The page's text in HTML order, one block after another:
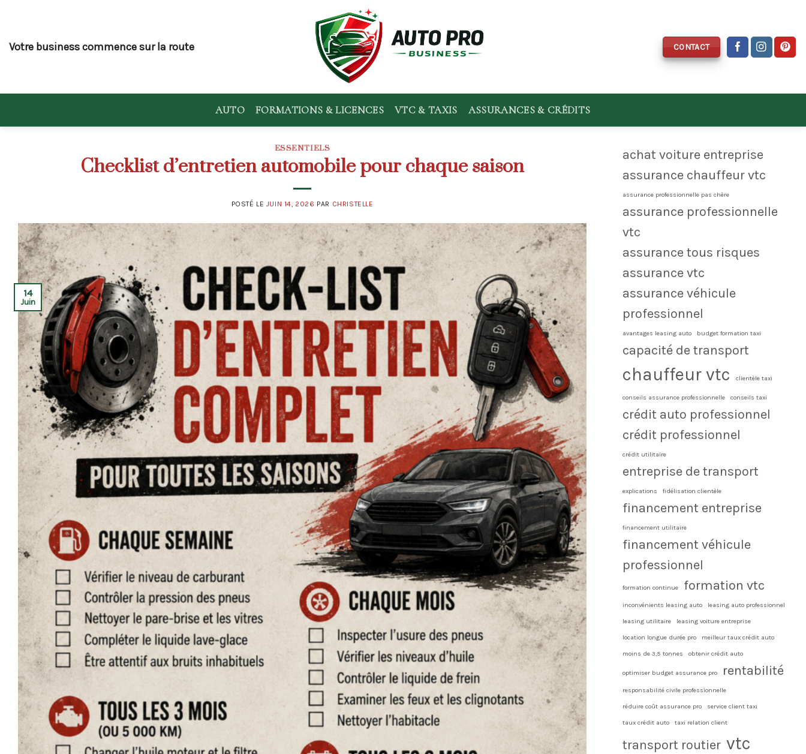
content
Votre business commence sur la route CONTACT
AUTO FORMATIONS & LICENCES VTC & TAXIS ASSURANCES & CRÉDITS
ESSENTIELS
Checklist d’entretien automobile pour chaque saison
POSTÉ LE JUIN 14, 2026 PAR CHRISTELLE
14
Juin
achat voiture entreprise
assurance chauffeur vtc
assurance professionnelle pas chère
assurance professionnelle
vtc
assurance tous risques
assurance vtc
assurance véhicule
professionnel
avantages leasing auto budget formation taxi
capacité de transport
chauffeur vtc clientèle taxi
conseils assurance professionnelle conseils taxi
crédit auto professionnel
crédit professionnel
crédit utilitaire
entreprise de transport
explications fidélisation clientèle
financement entreprise
financement utilitaire
financement véhicule
professionnel
formation continue formation vtc
inconvénients leasing auto leasing auto professionnel
leasing utilitaire leasing voiture entreprise
location longue durée pro meilleur taux crédit auto
moins de 3,5 tonnes obtenir crédit auto
optimiser budget assurance pro rentabilité
responsabilité civile professionnelle
réduire coût assurance pro service client taxi
taux crédit auto taxi relation client
transport routier vtc